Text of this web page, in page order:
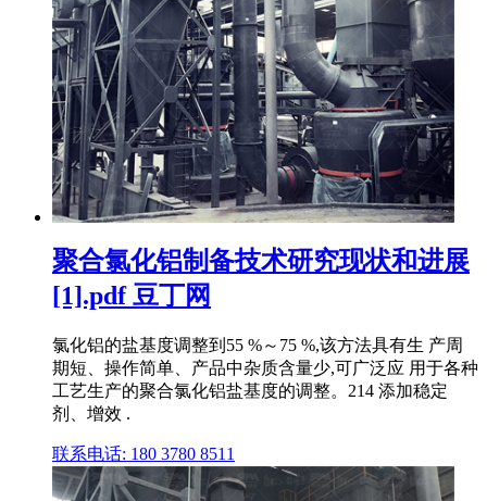
聚合氯化铝制备技术研究现状和进展
[1].pdf 豆丁网
氯化铝的盐基度调整到55 %～75 %,该方法具有生 产周
期短、操作简单、产品中杂质含量少,可广泛应 用于各种
工艺生产的聚合氯化铝盐基度的调整。214 添加稳定
剂、增效 .
联系电话: 180 3780 8511